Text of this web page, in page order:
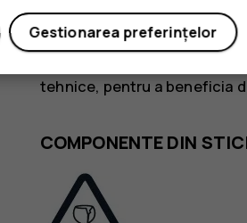
Dacă dispozitivul dvs. este
tehnice, pentru a beneficia
COMPONENTE DIN
Gestionarea preferințelor